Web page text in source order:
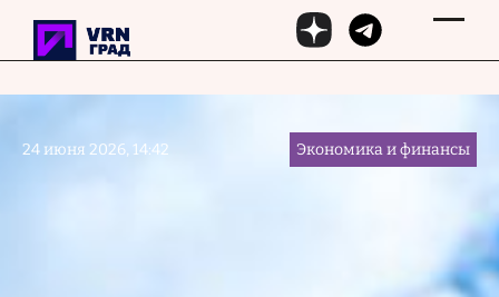
Перейти к основному содержанию
24 июня 2026, 14:42 Экономика и финансы